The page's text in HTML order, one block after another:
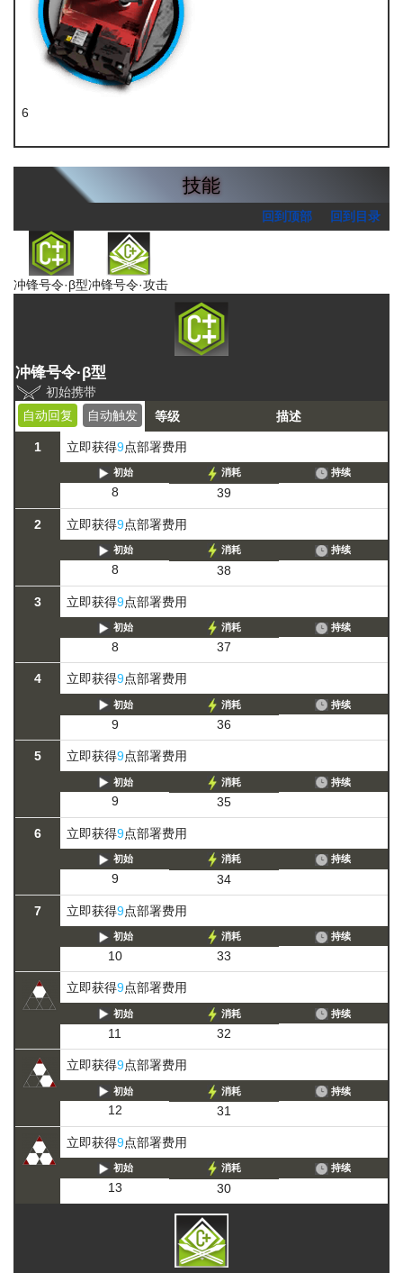
6
技能
回到顶部 回到目录
冲锋号令·β型冲锋号令·攻击
冲锋号令·β型
初始携带
自动回复
自动触发 等级 描述
1 立即获得9点部署费用
初始
8
消耗
39
持续
2 立即获得9点部署费用
初始
8
消耗
38
持续
3 立即获得9点部署费用
初始
8
消耗
37
持续
4 立即获得9点部署费用
初始
9
消耗
36
持续
5 立即获得9点部署费用
初始
9
消耗
35
持续
6 立即获得9点部署费用
初始
9
消耗
34
持续
7 立即获得9点部署费用
初始
10
消耗
33
持续
立即获得9点部署费用
初始
11
消耗
32
持续
立即获得9点部署费用
初始
12
消耗
31
持续
立即获得9点部署费用
初始
13
消耗
30
持续